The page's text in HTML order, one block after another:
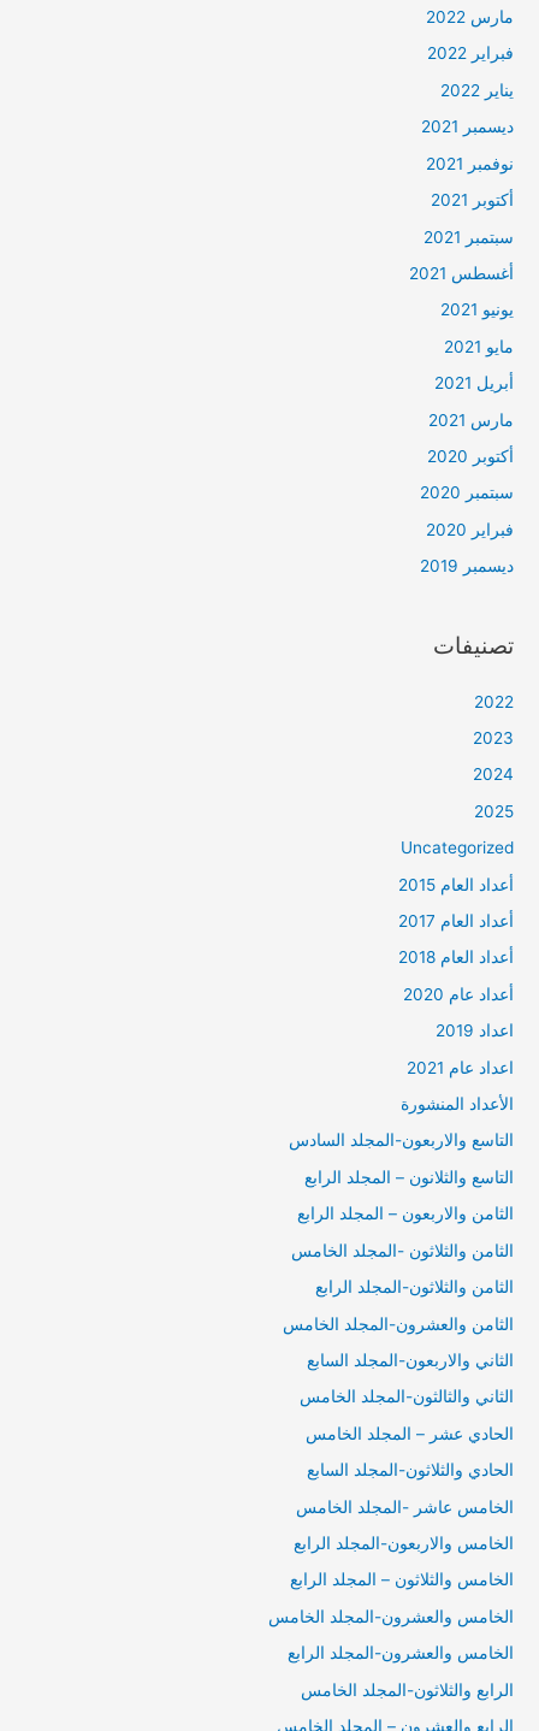
مارس 2022
فبراير 2022
يناير 2022
ديسمبر 2021
نوفمبر 2021
أكتوبر 2021
سبتمبر 2021
أغسطس 2021
يونيو 2021
مايو 2021
أبريل 2021
مارس 2021
أكتوبر 2020
سبتمبر 2020
فبراير 2020
ديسمبر 2019
تصنيفات
2022
2023
2024
2025
Uncategorized
أعداد العام 2015
أعداد العام 2017
أعداد العام 2018
أعداد عام 2020
اعداد 2019
اعداد عام 2021
الأعداد المنشورة
التاسع والاربعون-المجلد السادس
التاسع والثلانون – المجلد الرابع
الثامن والاربعون – المجلد الرابع
الثامن والثلاثون -المجلد الخامس
الثامن والثلاثون-المجلد الرابع
الثامن والعشرون-المجلد الخامس
الثاني والاربعون-المجلد السابع
الثاني والثالثون-المجلد الخامس
الحادي عشر – المجلد الخامس
الحادي والثلاثون-المجلد السابع
الخامس عاشر -المجلد الخامس
الخامس والاربعون-المجلد الرابع
الخامس والثلاثون – المجلد الرابع
الخامس والعشرون-المجلد الخامس
الخامس والعشرون-المجلد الرابع
الرابع والثلاثون-المجلد الخامس
الرابع والعشرون – المجلد الخامس